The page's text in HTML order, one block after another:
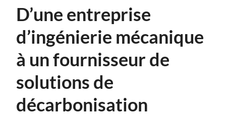
D’une entreprise
d’ingénierie mécanique
à un fournisseur de
solutions de
décarbonisation